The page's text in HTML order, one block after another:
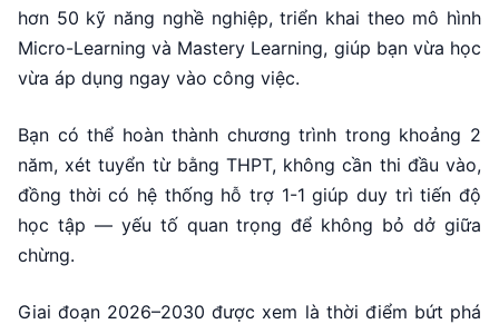
hơn 50 kỹ năng nghề nghiệp, triển khai theo mô hình
Micro-Learning và Mastery Learning, giúp bạn vừa học
vừa áp dụng ngay vào công việc.
Bạn có thể hoàn thành chương trình trong khoảng 2
năm, xét tuyển từ bằng THPT, không cần thi đầu vào,
đồng thời có hệ thống hỗ trợ 1-1 giúp duy trì tiến độ
học tập — yếu tố quan trọng để không bỏ dở giữa
chừng.
Giai đoạn 2026–2030 được xem là thời điểm bứt phá